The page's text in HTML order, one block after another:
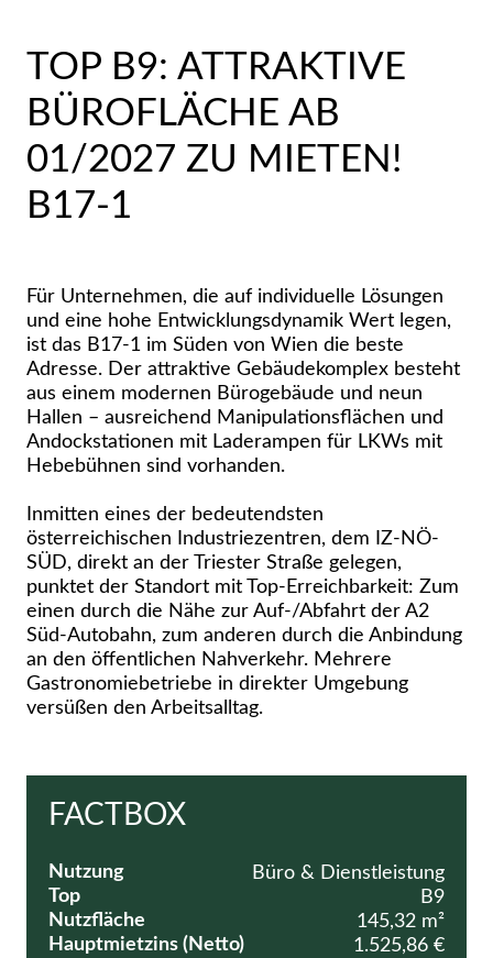
TOP B9: ATTRAKTIVE
BÜROFLÄCHE AB
01/2027 ZU MIETEN!
B17-1
Für Unternehmen, die auf individuelle Lösungen
und eine hohe Entwicklungsdynamik Wert legen,
ist das B17-1 im Süden von Wien die beste
Adresse. Der attraktive Gebäudekomplex besteht
aus einem modernen Bürogebäude und neun
Hallen – ausreichend Manipulationsflächen und
Andockstationen mit Laderampen für LKWs mit
Hebebühnen sind vorhanden.
Inmitten eines der bedeutendsten
österreichischen Industriezentren, dem IZ-NÖ-
SÜD, direkt an der Triester Straße gelegen,
punktet der Standort mit Top-Erreichbarkeit: Zum
einen durch die Nähe zur Auf-/Abfahrt der A2
Süd-Autobahn, zum anderen durch die Anbindung
an den öffentlichen Nahverkehr. Mehrere
Gastronomiebetriebe in direkter Umgebung
versüßen den Arbeitsalltag.
FACTBOX
Nutzung
Büro & Dienstleistung
Top
B9
Nutzfläche
145,32 m²
Hauptmietzins (Netto)
1.525,86 €